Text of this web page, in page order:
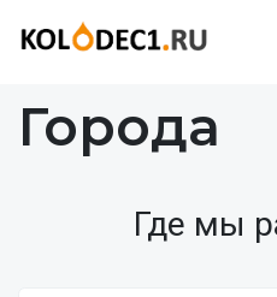
Города
Где мы